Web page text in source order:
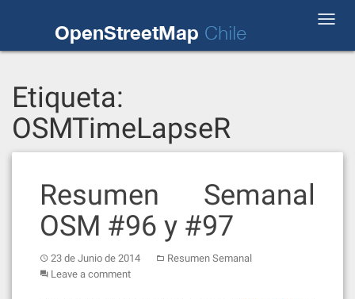
OpenStreetMap Chile
Etiqueta:
OSMTimeLapseR
Resumen Semanal
OSM #96 y #97
23 de Junio de 2014
Resumen Semanal
Leave a comment